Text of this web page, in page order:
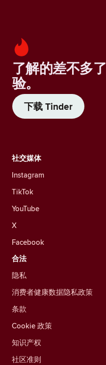
了解的差不多
验。
下载 Tinder
社交媒体
Instagram
TikTok
YouTube
X
Facebook
合法
隐私
消费者健康数据隐私政策
条款
Cookie 政策
知识产权
社区准则